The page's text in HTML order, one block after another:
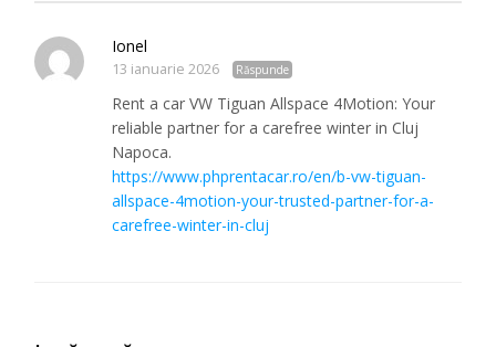
Ionel
13 ianuarie 2026 Răspunde
Rent a car VW Tiguan Allspace 4Motion: Your
reliable partner for a carefree winter in Cluj
Napoca.
https://www.phprentacar.ro/en/b-vw-tiguan-
allspace-4motion-your-trusted-partner-for-a-
carefree-winter-in-cluj